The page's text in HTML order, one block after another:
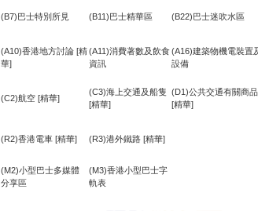
(B7)巴士特別所見 (B11)巴士精華區 (B22)巴士迷吹水區
(A10)香港地方討論 [精
華]
(A11)消費著數及飲食
資訊
(A16)建築物機電裝置
設備
(C2)航空 [精華]
(C3)海上交通及船隻
[精華]
(D1)公共交通有關商品
[精華]
(R2)香港電車 [精華] (R3)港外鐵路 [精華]
(M2)小型巴士多媒體
分享區
(M3)香港小型巴士字
軌表